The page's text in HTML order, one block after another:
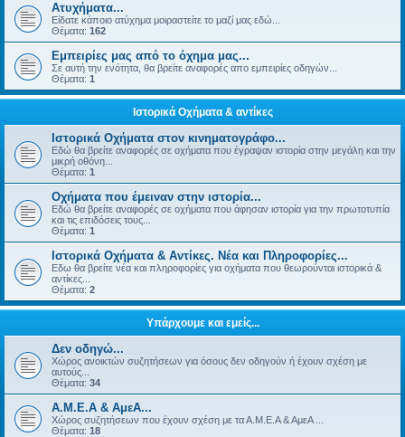
Ατυχήματα...
Είδατε κάποιο ατύχημα μοιραστείτε το μαζί μας εδώ...
Θέματα: 162
Εμπειρίες μας από το όχημα μας...
Σε αυτή την ενότητα, θα βρείτε αναφορές απο εμπειρίες οδηγών...
Θέματα: 1
Ιστορικά Οχήματα & αντίκες
Ιστορικά Οχήματα στον κινηματογράφο...
Εδώ θα βρείτε αναφορές σε οχήματα που έγραψαν ιστορία στην μεγάλη και την
μικρή οθόνη...
Θέματα: 1
Οχήματα που έμειναν στην ιστορία...
Εδώ θα βρείτε αναφορές σε οχήματα που άφησαν ιστορία για την πρωτοτυπία
και τις επιδόσεις τους...
Θέματα: 1
Ιστορικά Οχήματα & Αντίκες. Νέα και Πληροφορίες...
Εδω θα βρείτε νέα και πληροφορίες για οχήματα που θεωρούνται ιστορικά &
αντίκες...
Θέματα: 2
Υπάρχουμε και εμείς...
Δεν οδηγώ...
Χώρος ανοικτών συζητήσεων για όσους δεν οδηγούν ή έχουν σχέση με
αυτούς...
Θέματα: 34
Α.Μ.Ε.Α & ΑμεΑ...
Χώρος συζητήσεων που έχουν σχέση με τα Α.Μ.Ε.Α & ΑμεΑ ...
Θέματα: 18